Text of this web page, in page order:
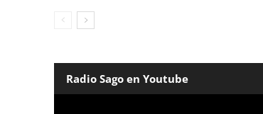
Radio Sago en Youtube